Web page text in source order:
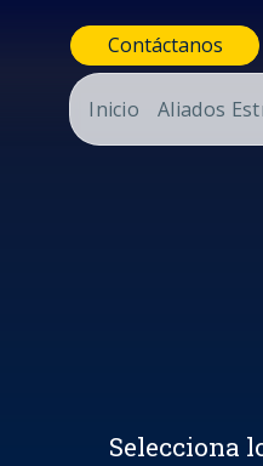
Contáctanos
Inicio Aliados
Selecciona